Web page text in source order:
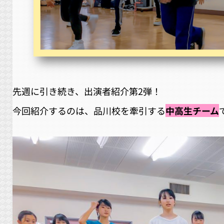
先週に引き続き、出演者紹介第2弾！
今回紹介するのは、品川校を牽引する中高生チーム